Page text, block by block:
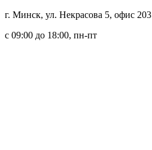
г. Минск, ул. Некрасова 5, офис 203
c 09:00 до 18:00, пн-пт